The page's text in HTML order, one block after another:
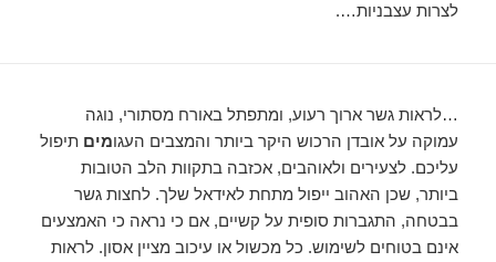
לצרות עצבניות….
…לראות גשר ארוך רעוע, ומתפתל באורח מסתורי, נוגה
עמוקה על אובדן הרכוש היקר ביותר והמצבים העגומים תיפול
עליכם. לצעירים ולאוהבים, אכזבה בתקוות הלב הטובות
ביותר, שכן האהוב ייפול מתחת לאידאל שלך. לחצות גשר
בבטחה, התגברות סופית על קשיים, אם כי נראה כי האמצעים
אינם בטוחים לשימוש. כל מכשול או עיכוב מציין אסון. לראות